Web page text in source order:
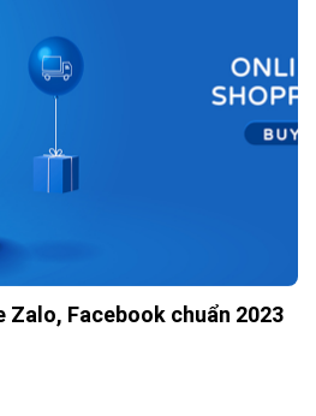
Zalo, Facebook chuẩn 2023